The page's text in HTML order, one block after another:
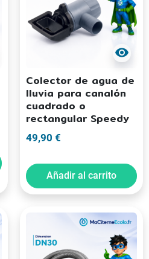
visibility
Colector de agua de
lluvia para canalón
cuadrado o
rectangular Speedy
49,90 €
Añadir al carrito